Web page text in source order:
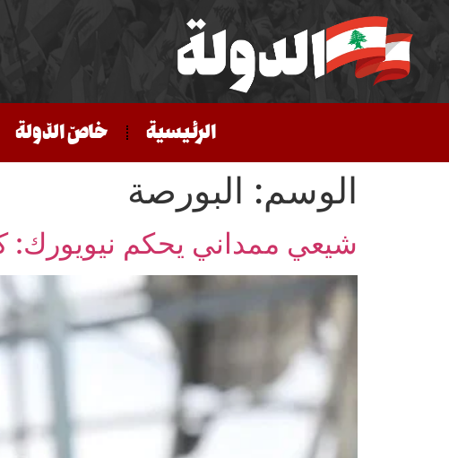
الرئيسية خاصّ الدّولة
الوسم: البورصة
شيعي ممداني يحكم نيويورك: